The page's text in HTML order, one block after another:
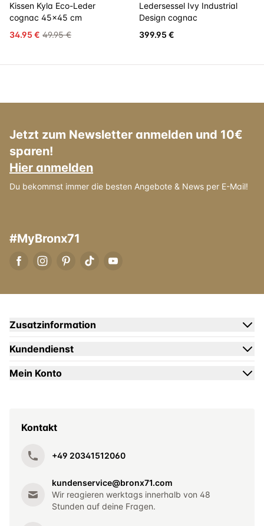
Kissen Kyla Eco-Leder
cognac 45x45 cm
34.95 € 49.95 €
Ledersessel Ivy Industrial
Design cognac
399.95 €
Jetzt zum Newsletter anmelden und 10€
sparen!
Hier anmelden
Du bekommst immer die besten Angebote & News per E-Mail!
#MyBronx71
Zusatzinformation
Kundendienst
Mein Konto
Kontakt
+49 20341512060
kundenservice@bronx71.com
Wir reagieren werktags innerhalb von 48
Stunden auf deine Fragen.